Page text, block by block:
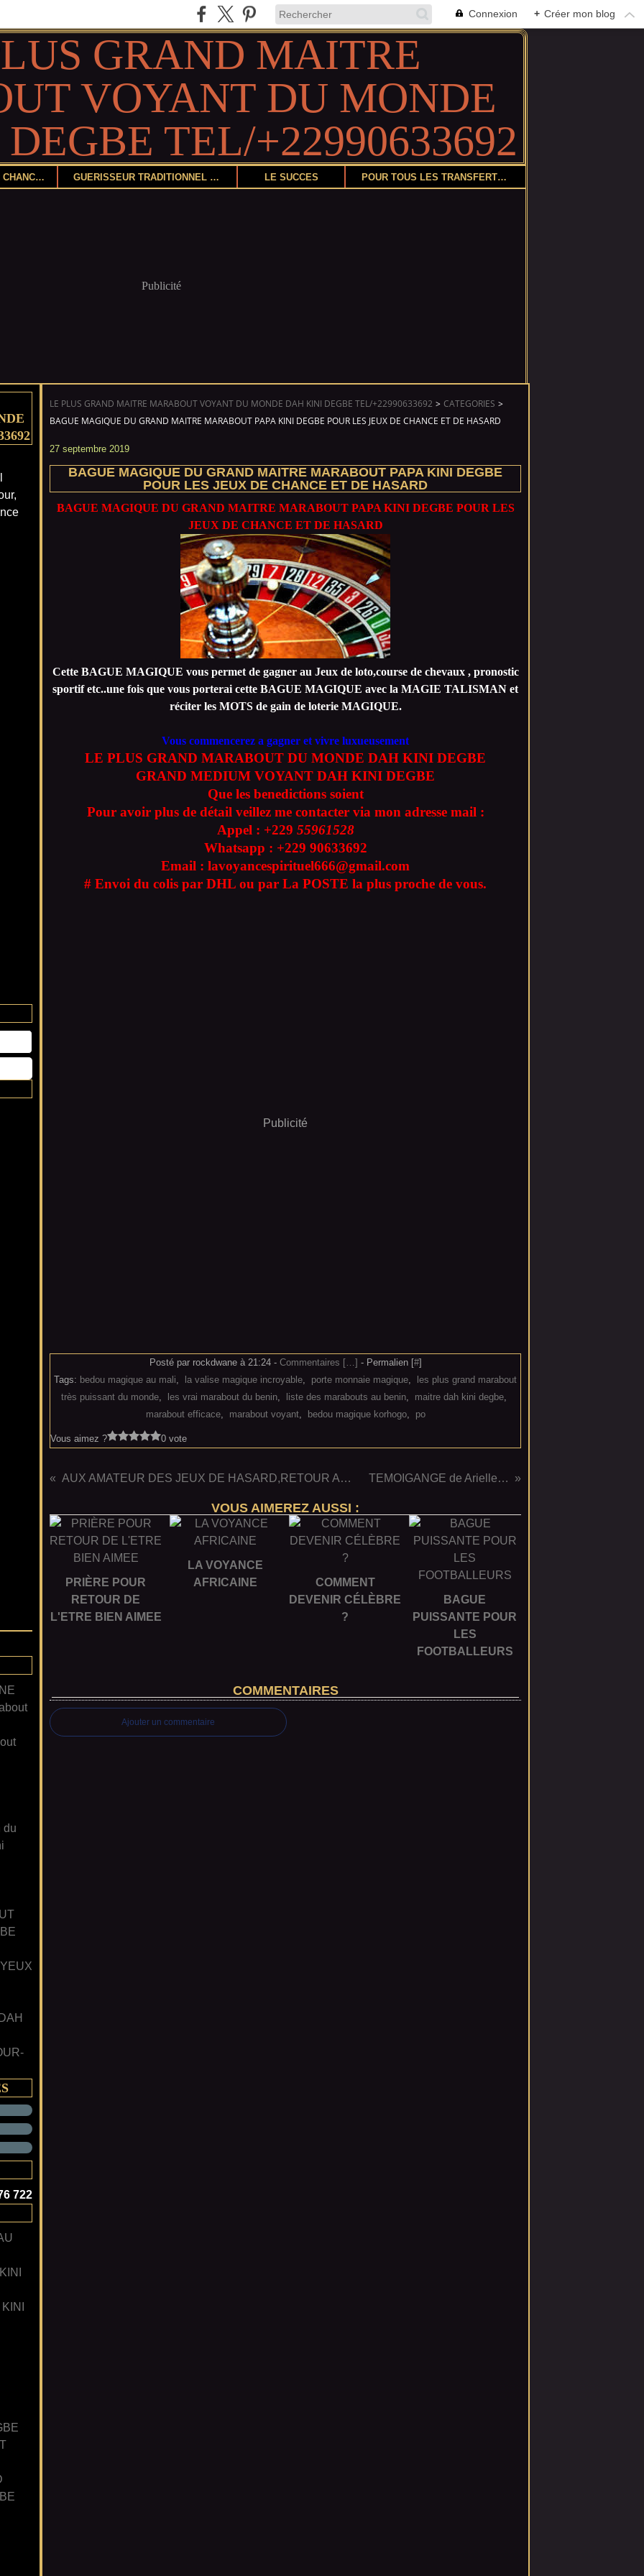
Connexion + Créer mon blog
DEVENIR CHANCEUX GUÉRISSEUR TRADITIONNEL ET HERBORISTE LE SUCCÈS POUR TOUS LES TRANSFERTS DE COLIS
Publicité
du
722
LE PLUS GRAND MAITRE MARABOUT VOYANT DU MONDE DAH KINI DEGBE TEL/+22990633692 > CATEGORIES >
BAGUE MAGIQUE DU GRAND MAITRE MARABOUT PAPA KINI DEGBE POUR LES JEUX DE CHANCE ET DE HASARD
27 septembre 2019
BAGUE MAGIQUE DU GRAND MAITRE MARABOUT PAPA KINI DEGBE
POUR LES JEUX DE CHANCE ET DE HASARD
BAGUE MAGIQUE DU GRAND MAITRE MARABOUT PAPA KINI DEGBE POUR LES
JEUX DE CHANCE ET DE HASARD
Cette BAGUE MAGIQUE vous permet de gagner au Jeux de loto,course de chevaux , pronostic
sportif etc..une fois que vous porterai cette BAGUE MAGIQUE avec la MAGIE TALISMAN et
réciter les MOTS de gain de loterie MAGIQUE.
Vous commencerez a gagner et vivre luxueusement
LE PLUS GRAND MARABOUT DU MONDE DAH KINI DEGBE
GRAND MEDIUM VOYANT DAH KINI DEGBE
Que les benedictions soient
Pour avoir plus de détail veillez me contacter via mon adresse mail :
Appel : +229 55961528
Whatsapp : +229 90633692
Email : lavoyancespirituel666@gmail.com
# Envoi du colis par DHL ou par La POSTE la plus proche de vous.
Publicité
Posté par rockdwane à 21:24 - Commentaires […] - Permalien [#]
Tags: bedou magique au mali, la valise magique incroyable, porte monnaie magique,
les plus grand marabout
très puissant du monde, les vrai marabout du benin, liste des marabouts au benin, maitre dah kini degbe,
marabout efficace, marabout voyant, bedou magique korhogo, po
Vous aimez ? 0 vote
AUX AMATEUR DES JEUX DE HASARD,RETOUR AFFECTIF PUISSANT ET RAPIDE TEMOIGANGE de Arielle de la BELGIQUE
VOUS AIMEREZ AUSSI :
PRIÈRE POUR
RETOUR DE
L'ETRE BIEN AIMEE
LA VOYANCE
AFRICAINE
COMMENT
DEVENIR CÉLÈBRE
?
BAGUE
PUISSANTE POUR
LES
FOOTBALLEURS
COMMENTAIRES
Ajouter un commentaire